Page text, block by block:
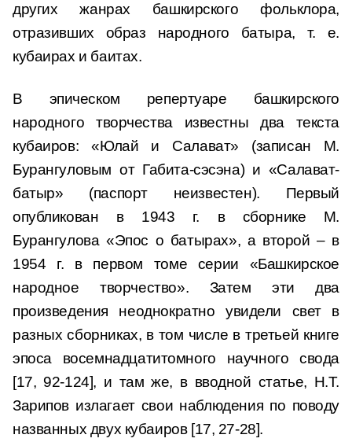
других жанрах башкирского фольклора,
отразивших образ народного батыра, т. е.
кубаирах и баитах.
В эпическом репертуаре башкирского
народного творчества известны два текста
кубаиров: «Юлай и Салават» (записан М.
Бурангуловым от Габита-сэсэна) и «Салават-
батыр» (паспорт неизвестен). Первый
опубликован в 1943 г. в сборнике М.
Бурангулова «Эпос о батырах», а второй – в
1954 г. в первом томе серии «Башкирское
народное творчество». Затем эти два
произведения неоднократно увидели свет в
разных сборниках, в том числе в третьей книге
эпоса восемнадцатитомного научного свода
[17, 92-124], и там же, в вводной статье, Н.Т.
Зарипов излагает свои наблюдения по поводу
названных двух кубаиров [17, 27-28].